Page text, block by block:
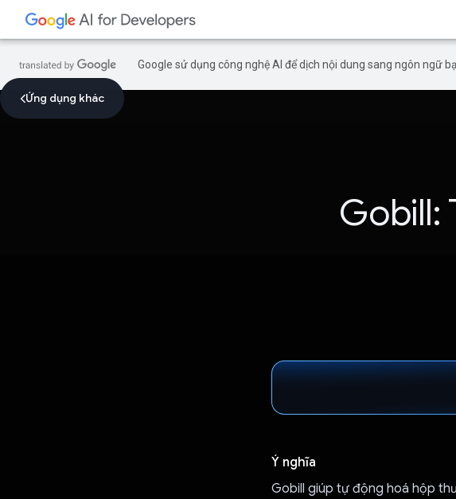
Google sử dụng công nghệ AI để dịch nội dung sang ngôn ngữ
Ứng dụng khác
Gobill:
Ý nghĩa
Gobill giúp tự động hoá hộp